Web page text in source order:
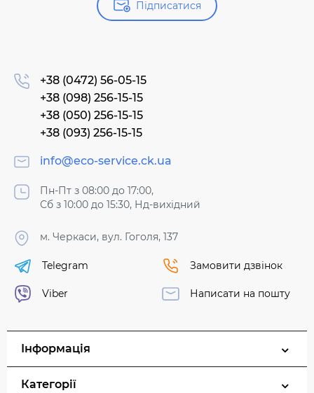
Підписатися
+38 (0472) 56-05-15
+38 (098) 256-15-15
+38 (050) 256-15-15
+38 (093) 256-15-15
info@eco-service.ck.ua
Пн-Пт з 08:00 до 17:00,
Сб з 10:00 до 15:30, Нд-вихідний
м. Черкаси, вул. Гоголя, 137
Telegram
Viber
Замовити дзвінок
Написати на пошту
Інформація
Категорії